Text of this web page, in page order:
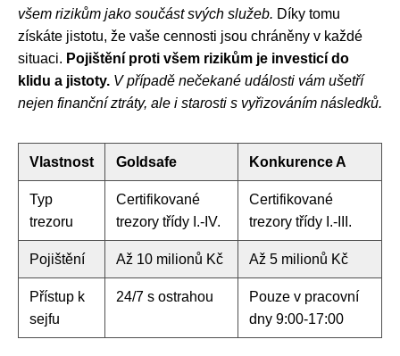
všem rizikům jako součást svých služeb. Díky tomu
získáte jistotu, že vaše cennosti jsou chráněny v každé
situaci. Pojištění proti všem rizikům je investicí do
klidu a jistoty. V případě nečekané události vám ušetří
nejen finanční ztráty, ale i starosti s vyřizováním následků.
Vlastnost Goldsafe Konkurence A
Typ
trezoru
Certifikované
trezory třídy I.-IV.
Certifikované
trezory třídy I.-III.
Pojištění Až 10 milionů Kč Až 5 milionů Kč
Přístup k
sejfu
24/7 s ostrahou
Pouze v pracovní
dny 9:00-17:00